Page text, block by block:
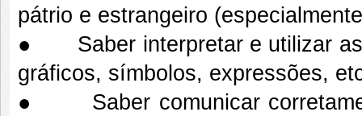
pátrio e estrangeiro
● Saber interpretar e utilizar as
gráficos, símbolos, expressões,
● Saber comunicar